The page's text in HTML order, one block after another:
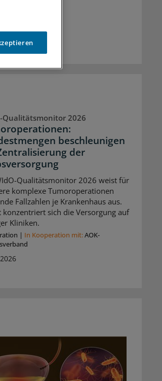
Qualitätsmonitor 2026
beschleunigen
der
Qualitätsmonitor 2026 weist für
komplexe Tumoroperationen
Fallzahlen je Krankenhaus aus.
konzentriert sich die Versorgung auf
Kliniken.
| In Kooperation mit:AOK-